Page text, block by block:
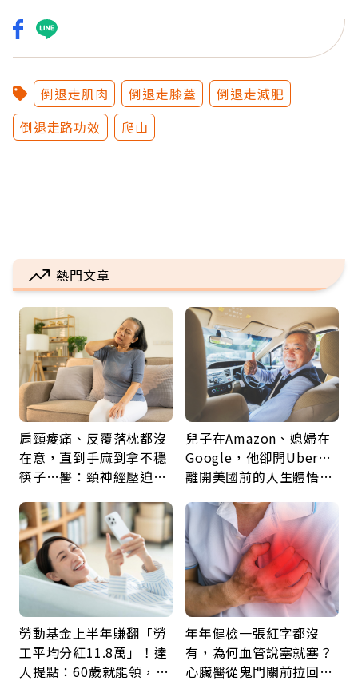
倒退走肌肉 倒退走膝蓋
倒退走減肥
倒退走路功效
爬山
熱門文章
肩頸痠痛、反覆落枕都沒
在意，直到手麻到拿不穩
筷子…醫：頸神經壓迫上
鍵
兒子在Amazon、媳婦在
Google，他卻開Uber…
離開美國前的人生體悟：
勞動基金上半年賺翻「勞
工平均分紅11.8萬」！達
人提點：60歲就能領，重
年年健檢一張紅字都沒
有，為何血管說塞就塞？
心臟醫從鬼門關前拉回病